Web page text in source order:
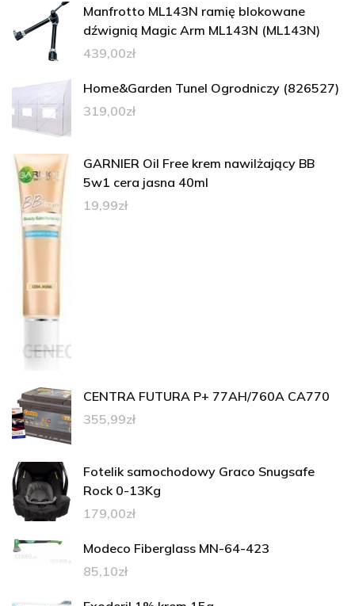
Manfrotto ML143N ramię blokowane
dźwignią Magic Arm ML143N (ML143N)
439,00zł
Home&Garden Tunel Ogrodniczy (826527)
319,00zł
GARNIER Oil Free krem nawilżający BB
5w1 cera jasna 40ml
19,99zł
CENTRA FUTURA P+ 77AH/760A CA770
355,99zł
Fotelik samochodowy Graco Snugsafe
Rock 0-13Kg
179,00zł
Modeco Fiberglass MN-64-423
85,10zł